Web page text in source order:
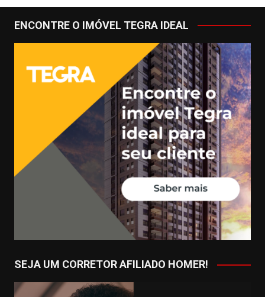
ENCONTRE O IMÓVEL TEGRA IDEAL
SEJA UM CORRETOR AFILIADO HOMER!